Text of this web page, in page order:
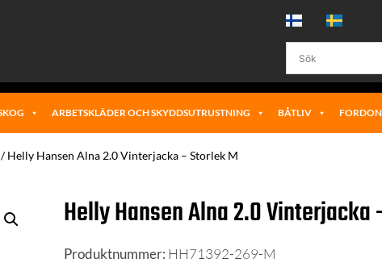
ARBETSKLÄDER OCH SKYDDSUTRUSTNING BÅTLIV
/ Helly Hansen Alna 2.0 Vinterjacka – Storlek M
Helly Hansen Alna 2.0 Vinterjacka
Produktnummer: HH71392-269-M